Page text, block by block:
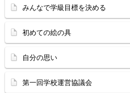
みんなで学級目標を決める
初めての絵の具
自分の思い
第一回学校運営協議会